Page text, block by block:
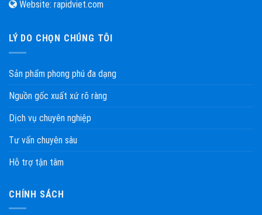
Website: rapidviet.com
LÝ DO CHỌN CHÚNG TÔI
Sản phẩm phong phú đa dạng
Nguồn gốc xuất xứ rõ ràng
Dịch vụ chuyên nghiệp
Tư vấn chuyên sâu
Hỗ trợ tận tâm
CHÍNH SÁCH